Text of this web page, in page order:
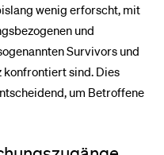
wenig erforscht, mit
und
Survivors und
konfrontiert sind. Dies
um Betroffene